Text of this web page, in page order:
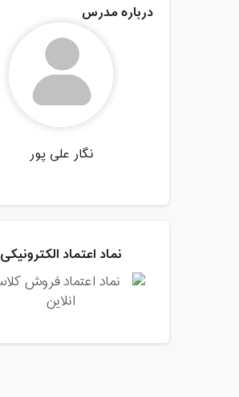
درباره مدرس
نگار علی پور
نماد اعتماد الکترونیکی